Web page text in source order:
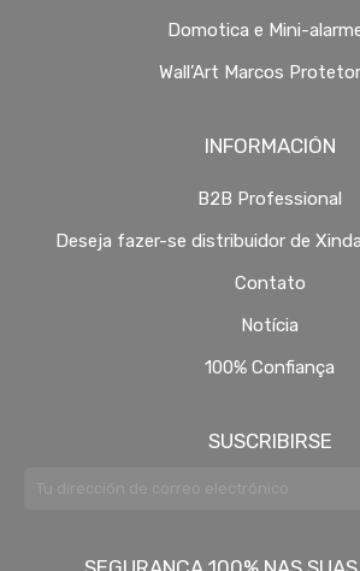
Domotica e Mini-
Wall’Art Marcos
INFORMACIÓN
B2B Professional
Deseja fazer-se distribuidor de
Contato
Notícia
100% Confiança
SUSCRIBIRSE